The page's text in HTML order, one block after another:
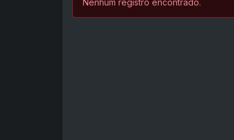
Nenhum registro encontrado.